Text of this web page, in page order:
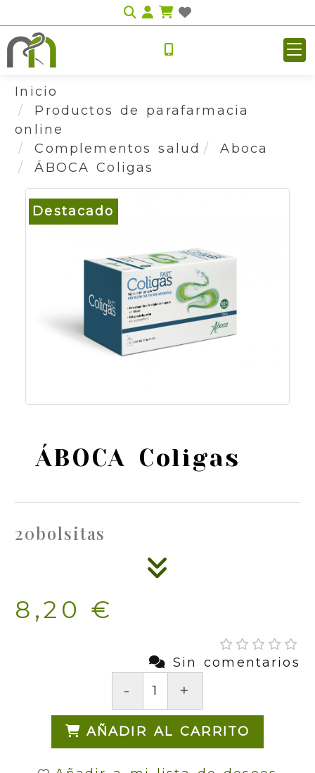
Identifícate
Inicio
Productos de parafarmacia
online
Complementos salud
Aboca
ÁBOCA Coligas
Destacado
ÁBOCA Coligas
20bolsitas
8,20 €
Sin comentarios
- +
AÑADIR AL CARRITO